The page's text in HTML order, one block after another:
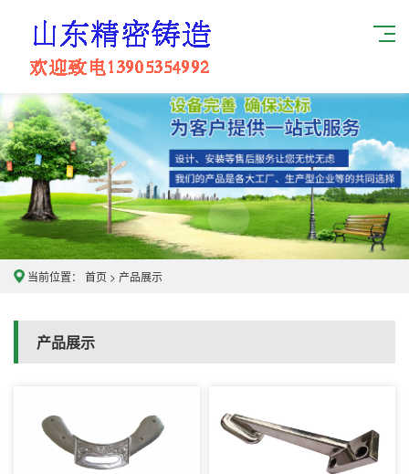
当前位置： 首页 > 产品展示
产品展示